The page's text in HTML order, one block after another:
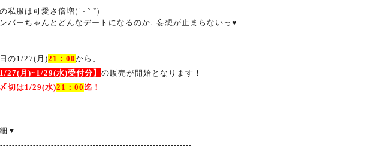
私服は可愛さ倍増(´-｀*)
バーちゃんとどんなデートになるのか…妄想が止まらないっ♥
の1/27(月 )21 ： 00から、
/27(月 )~1/29(水)受付分】 の販売が開始となります！
〆切は1/29(水)21 ： 00迄！
▼